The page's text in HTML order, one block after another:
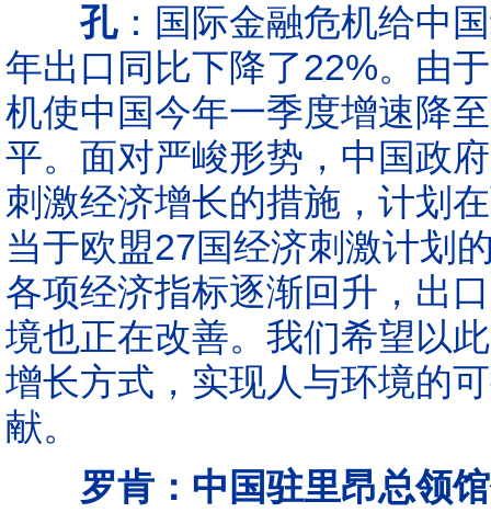
孔：国际金融危机给中
年出口同比下降了22%。由
机使中国今年一季度增速降
平。面对严峻形势，中国政
刺激经济增长的措施，计划
当于欧盟27国经济刺激计划
各项经济指标逐渐回升，出
境也正在改善。我们希望以
增长方式，实现人与环境的
献。
罗肯：中国驻里昂总领